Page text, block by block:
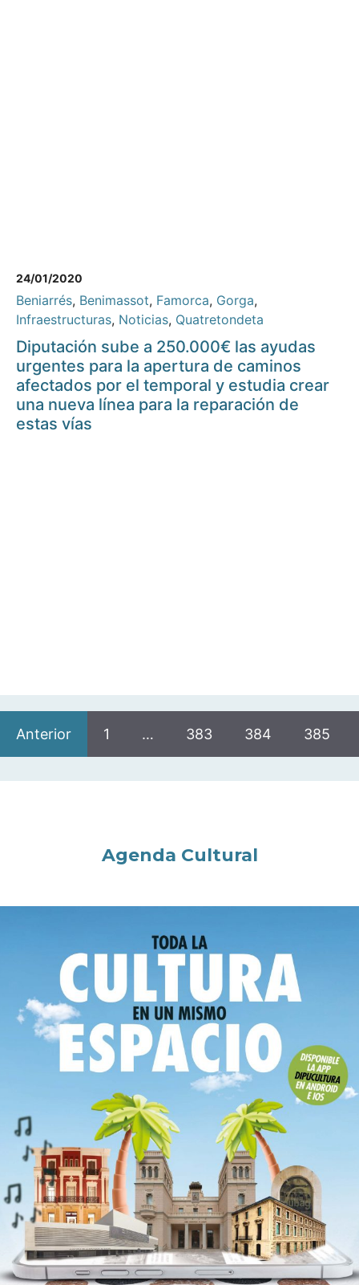
24/01/2020
Beniarrés, Benimassot, Famorca, Gorga,
Infraestructuras, Noticias, Quatretondeta
Diputación sube a 250.000€ las ayudas
urgentes para la apertura de caminos
afectados por el temporal y estudia crear
una nueva línea para la reparación de
estas vías
Anterior 1 … 383 384 385
Agenda Cultural